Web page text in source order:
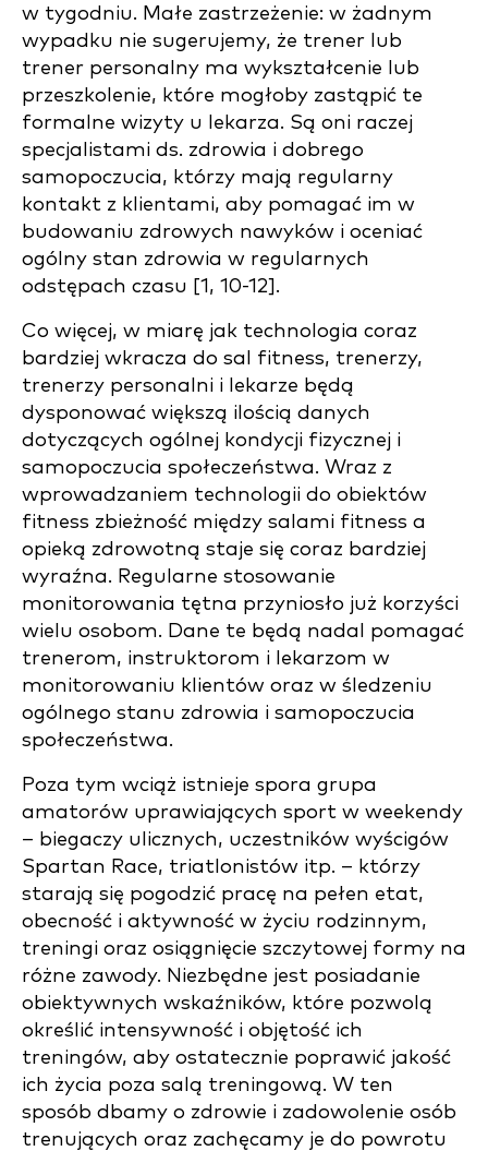
w tygodniu. Małe zastrzeżenie: w żadnym
wypadku nie sugerujemy, że trener lub
trener personalny ma wykształcenie lub
przeszkolenie, które mogłoby zastąpić te
formalne wizyty u lekarza. Są oni raczej
specjalistami ds. zdrowia i dobrego
samopoczucia, którzy mają regularny
kontakt z klientami, aby pomagać im w
budowaniu zdrowych nawyków i oceniać
ogólny stan zdrowia w regularnych
odstępach czasu [1, 10-12].
Co więcej, w miarę jak technologia coraz
bardziej wkracza do sal fitness, trenerzy,
trenerzy personalni i lekarze będą
dysponować większą ilością danych
dotyczących ogólnej kondycji fizycznej i
samopoczucia społeczeństwa. Wraz z
wprowadzaniem technologii do obiektów
fitness zbieżność między salami fitness a
opieką zdrowotną staje się coraz bardziej
wyraźna. Regularne stosowanie
monitorowania tętna przyniosło już korzyści
wielu osobom. Dane te będą nadal pomagać
trenerom, instruktorom i lekarzom w
monitorowaniu klientów oraz w śledzeniu
ogólnego stanu zdrowia i samopoczucia
społeczeństwa.
Poza tym wciąż istnieje spora grupa
amatorów uprawiających sport w weekendy
– biegaczy ulicznych, uczestników wyścigów
Spartan Race, triatlonistów itp. – którzy
starają się pogodzić pracę na pełen etat,
obecność i aktywność w życiu rodzinnym,
treningi oraz osiągnięcie szczytowej formy na
różne zawody. Niezbędne jest posiadanie
obiektywnych wskaźników, które pozwolą
określić intensywność i objętość ich
treningów, aby ostatecznie poprawić jakość
ich życia poza salą treningową. W ten
sposób dbamy o zdrowie i zadowolenie osób
trenujących oraz zachęcamy je do powrotu